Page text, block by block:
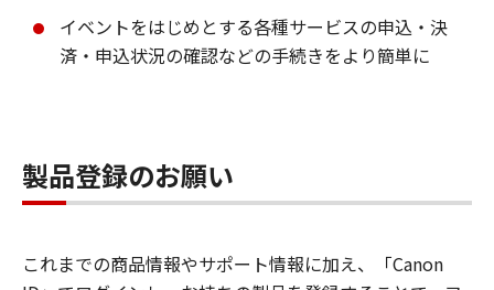
イベントをはじめとする各種サービスの申込・決
済・申込状況の確認などの手続きをより簡単に
製品登録のお願い
これまでの商品情報やサポート情報に加え、「Canon